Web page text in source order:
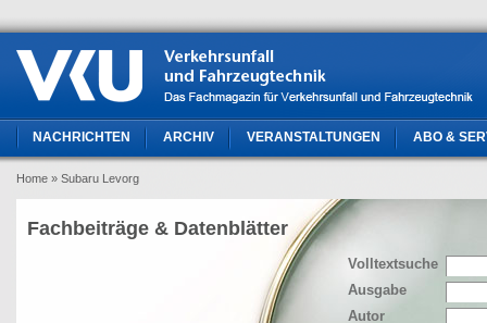
NACHRICHTEN ARCHIV VERANSTALTUNGEN ABO &
Home » Subaru Levorg
Volltextsuche
Ausgabe
Autor
Fachbeiträge & Datenblätter